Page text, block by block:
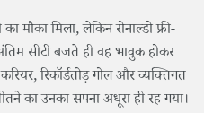
मौका मिला, लेकिन रोनाल्डो फ्री-
सीटी बजते ही वह भावुक होकर
रिकॉर्डतोड़ गोल और व्यक्तिगत
का उनका सपना अधूरा ही रह गया।